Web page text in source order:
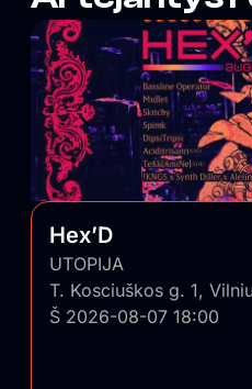
Hex’D
UTOPIJA
T. Kosciuškos g. 1,
Š 2026-08-07 18:00